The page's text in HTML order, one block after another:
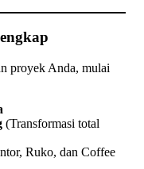
proyek Anda, mulai
(Transformasi total
Ruko, dan Coffee